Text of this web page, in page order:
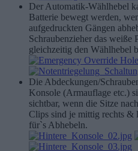
Der Automatik-Wählhebel
Batterie bewegt werden,
aufgedruckten Gängen
Schraubenzieher das weiße
gleichzeitig den Wählhebel
Die Abdeckungen/
Konsole (Armauflage etc.)
sichtbar, wenn die Sitze
Clips sind je mittig rechts &
für`s Abhebeln.